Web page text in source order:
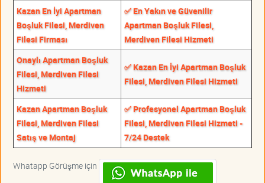
Kazan En İyi Apartman
Boşluk Filesi, Merdiven
Filesi Firması
✅ En Yakın ve Güvenilir
Apartman Boşluk Filesi,
Merdiven Filesi Hizmeti
Onaylı Apartman Boşluk
Filesi, Merdiven Filesi
Hizmeti
✅ Kazan En İyi Apartman Boşluk
Filesi, Merdiven Filesi Hizmeti
Kazan Apartman Boşluk
Filesi, Merdiven Filesi
Satış ve Montaj
✅ Profesyonel Apartman Boşluk
Filesi, Merdiven Filesi Hizmeti -
7/24 Destek
Whatapp Görüşme için